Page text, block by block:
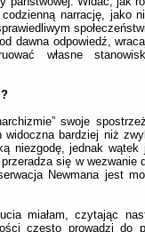
narrację, jako
dawna odpowiedź,
własne
swoje
widoczna bardziej niż
niezgodę, jednak
się w wezwanie
Newmana jest
miałam, czytając
często prowadzi do